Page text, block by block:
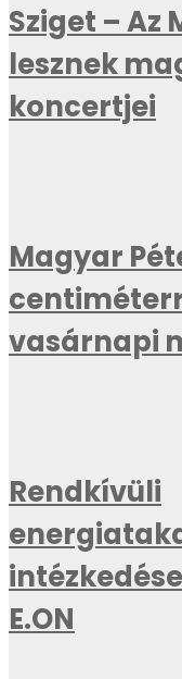
Sziget – Az
lesznek
koncertjei
Magyar
vasárnapi
Rendkívüli
E.ON